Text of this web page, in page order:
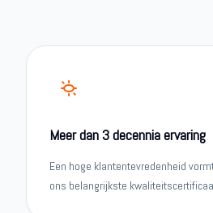
Meer dan 3 decennia ervaring
Een hoge klantentevredenheid
ons belangrijkste